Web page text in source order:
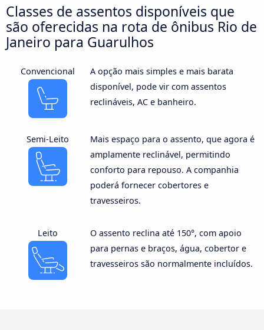
Classes de assentos disponíveis que
são oferecidas na rota de ônibus Rio de
Janeiro para Guarulhos
Convencional
A opção mais simples e mais barata
disponível, pode vir com assentos
reclináveis, AC e banheiro.
Semi-Leito
Mais espaço para o assento, que agora é
amplamente reclinável, permitindo
conforto para repouso. A companhia
poderá fornecer cobertores e
travesseiros.
Leito
O assento reclina até 150°, com apoio
para pernas e braços, água, cobertor e
travesseiros são normalmente incluídos.